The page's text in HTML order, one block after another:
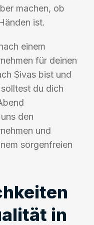
machen, ob
ist.
einem
für deinen
Sivas bist und
du dich
den
und
sorgenfreien
in